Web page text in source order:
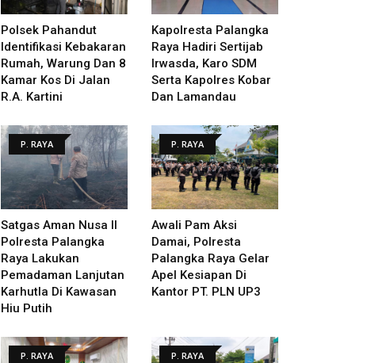
Polsek Pahandut
Identifikasi Kebakaran
Rumah, Warung Dan 8
Kamar Kos Di Jalan
R.A. Kartini
Kapolresta Palangka
Raya Hadiri Sertijab
Irwasda, Karo SDM
Serta Kapolres Kobar
Dan Lamandau
P. RAYA
Satgas Aman Nusa II
Polresta Palangka
Raya Lakukan
Pemadaman Lanjutan
Karhutla Di Kawasan
Hiu Putih
P. RAYA
Awali Pam Aksi
Damai, Polresta
Palangka Raya Gelar
Apel Kesiapan Di
Kantor PT. PLN UP3
P. RAYA P. RAYA